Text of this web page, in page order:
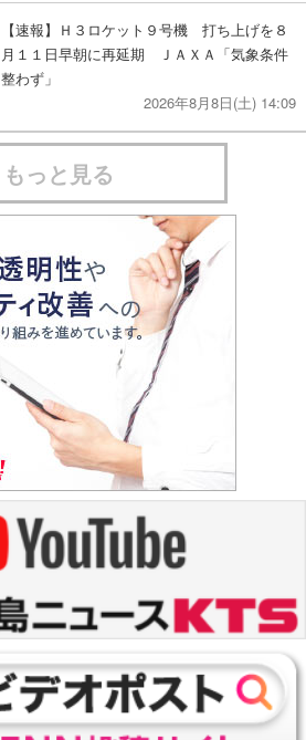
【速報】Ｈ３ロケット９号機 打ち上げを８
月１１日早朝に再延期 ＪＡＸＡ「気象条件
整わず」
2026年8月8日(土) 14:09
もっと見る